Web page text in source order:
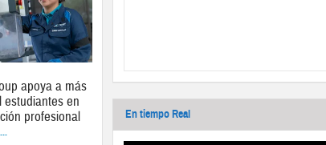
apoya a más
estudiantes en
profesional
En tiempo Real